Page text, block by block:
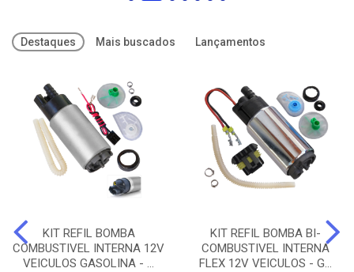
Destaques Mais buscados Lançamentos
KIT REFIL BOMBA
COMBUSTIVEL INTERNA 12V
VEICULOS GASOLINA - ...
KIT REFIL BOMBA BI-
COMBUSTIVEL INTERNA
FLEX 12V VEICULOS - G...